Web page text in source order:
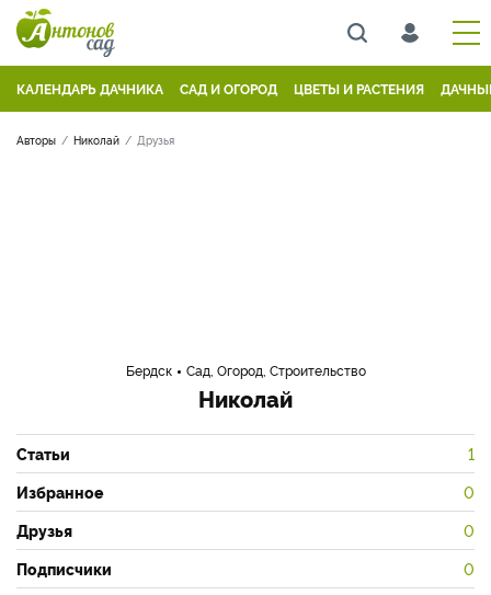
КАЛЕНДАРЬ ДАЧНИКА САД И ОГОРОД ЦВЕТЫ И РАСТЕНИЯ
Авторы Николай Друзья
Бердск Сад, Огород, Строительство
Николай
Статьи 1
Избранное 0
Друзья 0
Подписчики 0